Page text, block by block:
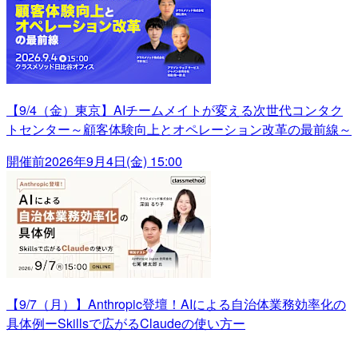
【9/4（金）東京】AIチームメイトが変える次世代コンタク
トセンター～顧客体験向上とオペレーション改革の最前線～
開催前2026年9月4日(金) 15:00
【9/7（月）】Anthropic登壇！AIによる自治体業務効率化の
具体例ーSkillsで広がるClaudeの使い方ー